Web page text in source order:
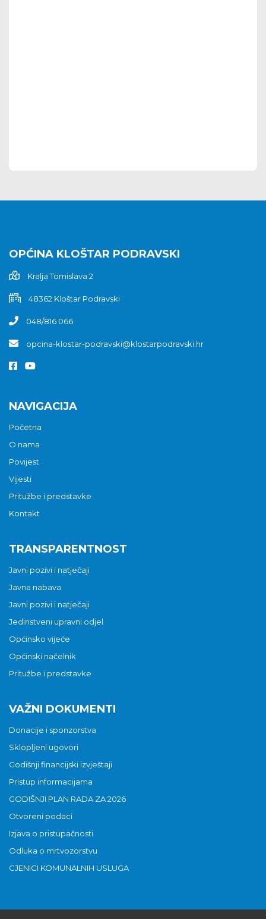
OPĆINA KLOŠTAR PODRAVSKI
Kralja Tomislava 2
48362 Kloštar Podravski
048/816 066
opcina-klostar-podravski@klostarpodravski.hr
NAVIGACIJA
Početna
O nama
Povijest
Vijesti
Pritužbe i predstavke
Kontakt
TRANSPARENTNOST
Javni pozivi i natječaji
Javna nabava
Javni pozivi i natječaji
Jedinstveni upravni odjel
Općinsko vijeće
Općinski načelnik
Pritužbe i predstavke
VAŽNI DOKUMENTI
Donacije i sponzorstva
Sklopljeni ugovori
Godišnji financijski izvještaji
Pristup informacijama
GODIŠNJI PLAN RADA ZA 2026
Otvoreni podaci
Izjava o pristupačnosti
Odluka o mrtvozorstvu
CJENICI KOMUNALNIH USLUGA